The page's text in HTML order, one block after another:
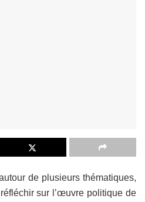
de plusieurs thématiques,
sur l’œuvre politique de